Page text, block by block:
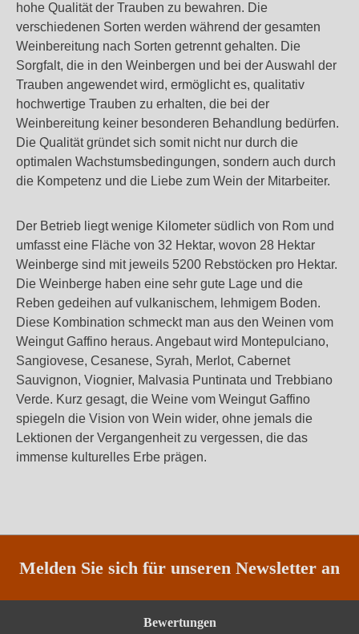
hohe Qualität der Trauben zu bewahren. Die
verschiedenen Sorten werden während der gesamten
Weinbereitung nach Sorten getrennt gehalten. Die
Sorgfalt, die in den Weinbergen und bei der Auswahl der
Trauben angewendet wird, ermöglicht es, qualitativ
hochwertige Trauben zu erhalten, die bei der
Weinbereitung keiner besonderen Behandlung bedürfen.
Die Qualität gründet sich somit nicht nur durch die
optimalen Wachstumsbedingungen, sondern auch durch
die Kompetenz und die Liebe zum Wein der Mitarbeiter.
Der Betrieb liegt wenige Kilometer südlich von Rom und
umfasst eine Fläche von 32 Hektar, wovon 28 Hektar
Weinberge sind mit jeweils 5200 Rebstöcken pro Hektar.
Die Weinberge haben eine sehr gute Lage und die
Reben gedeihen auf vulkanischem, lehmigem Boden.
Diese Kombination schmeckt man aus den Weinen vom
Weingut Gaffino heraus. Angebaut wird Montepulciano,
Sangiovese, Cesanese, Syrah, Merlot, Cabernet
Sauvignon, Viognier, Malvasia Puntinata und Trebbiano
Verde. Kurz gesagt, die Weine vom Weingut Gaffino
spiegeln die Vision von Wein wider, ohne jemals die
Lektionen der Vergangenheit zu vergessen, die das
immense kulturelles Erbe prägen.
Melden Sie sich für unseren Newsletter an
Bewertungen